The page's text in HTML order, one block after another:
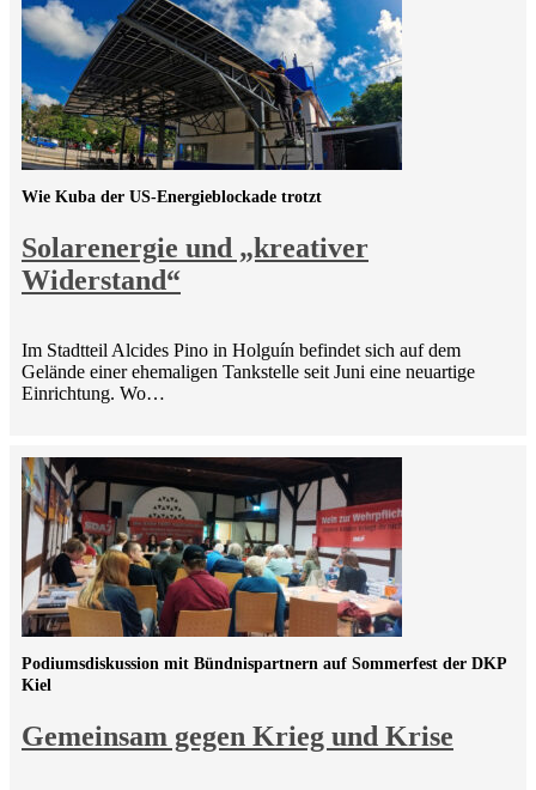
Solarenergie und „kreativer
Widerstand“
Wie Kuba der US-Energieblockade trotzt
Im Stadtteil Alcides Pino in Holguín befindet sich auf dem
Gelände einer ehemaligen Tankstelle seit Juni eine neuartige
Einrichtung. Wo…
Gemeinsam gegen Krieg und Krise
Podiumsdiskussion mit Bündnispartnern auf Sommerfest der DKP
Kiel